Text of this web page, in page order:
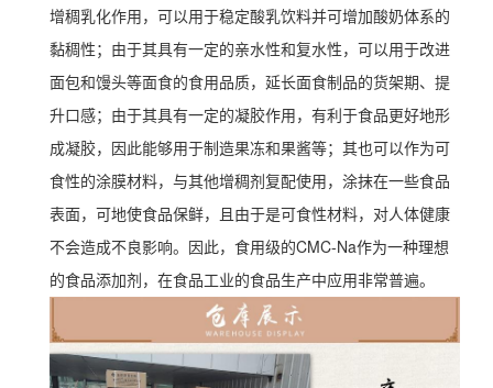
增稠乳化作用，可以用于稳定酸乳饮料并可增加酸奶体系的
黏稠性；由于其具有一定的亲水性和复水性，可以用于改进
面包和馒头等面食的食用品质，延长面食制品的货架期、提
升口感；由于其具有一定的凝胶作用，有利于食品更好地形
成凝胶，因此能够用于制造果冻和果酱等；其也可以作为可
食性的涂膜材料，与其他增稠剂复配使用，涂抹在一些食品
表面，可地使食品保鲜，且由于是可食性材料，对人体健康
不会造成不良影响。因此，食用级的CMC-Na作为一种理想
的食品添加剂，在食品工业的食品生产中应用非常普遍。